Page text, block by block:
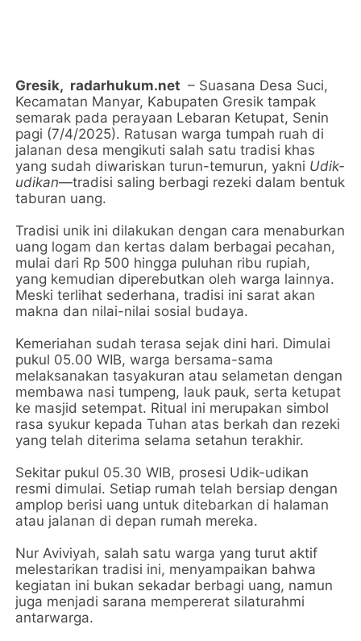
Gresik, radarhukum.net – Suasana Desa Suci,
Kecamatan Manyar, Kabupaten Gresik tampak
semarak pada perayaan Lebaran Ketupat, Senin
pagi (7/4/2025). Ratusan warga tumpah ruah di
jalanan desa mengikuti salah satu tradisi khas
yang sudah diwariskan turun-temurun, yakni Udik-
udikan—tradisi saling berbagi rezeki dalam bentuk
taburan uang.
Tradisi unik ini dilakukan dengan cara menaburkan
uang logam dan kertas dalam berbagai pecahan,
mulai dari Rp 500 hingga puluhan ribu rupiah,
yang kemudian diperebutkan oleh warga lainnya.
Meski terlihat sederhana, tradisi ini sarat akan
makna dan nilai-nilai sosial budaya.
Kemeriahan sudah terasa sejak dini hari. Dimulai
pukul 05.00 WIB, warga bersama-sama
melaksanakan tasyakuran atau selametan dengan
membawa nasi tumpeng, lauk pauk, serta ketupat
ke masjid setempat. Ritual ini merupakan simbol
rasa syukur kepada Tuhan atas berkah dan rezeki
yang telah diterima selama setahun terakhir.
Sekitar pukul 05.30 WIB, prosesi Udik-udikan
resmi dimulai. Setiap rumah telah bersiap dengan
amplop berisi uang untuk ditebarkan di halaman
atau jalanan di depan rumah mereka.
Nur Aviviyah, salah satu warga yang turut aktif
melestarikan tradisi ini, menyampaikan bahwa
kegiatan ini bukan sekadar berbagi uang, namun
juga menjadi sarana mempererat silaturahmi
antarwarga.